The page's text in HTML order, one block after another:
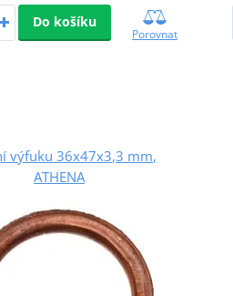
Do košíku
Porovnat
výfuku 36x47x3,3 mm,
ATHENA